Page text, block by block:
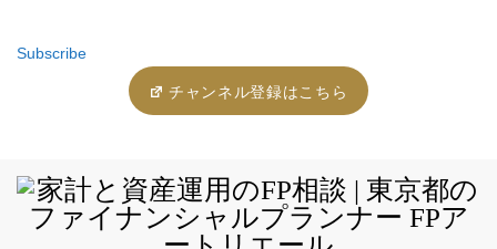
Subscribe
チャンネル登録はこちら